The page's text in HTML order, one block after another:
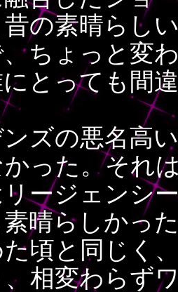
昔の素晴らし
、ちょっと変
とっても間
ンズの悪名高
った。それ
ージェンシ
素晴らしかっ
頃と同じく
相変わらず